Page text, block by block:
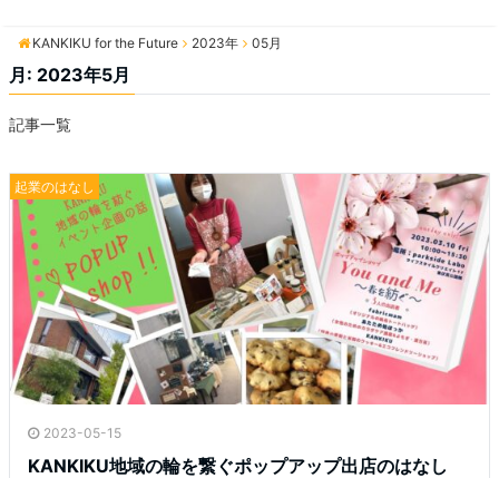
KANKIKU for the Future 2023年 05月
月: 2023年5月
記事一覧
起業のはなし
2023-05-15
KANKIKU地域の輪を繋ぐポップアップ出店のはなし